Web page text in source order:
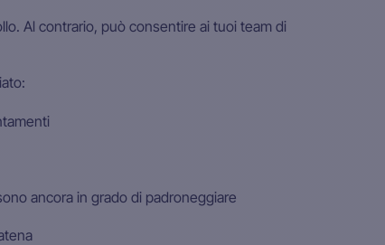
Al contrario, può consentire ai tuoi team di
ancora in grado di padroneggiare